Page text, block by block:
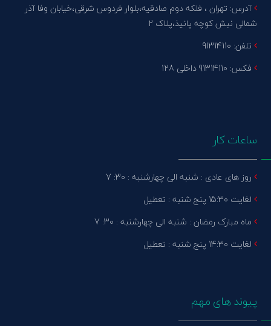
آدرس: تهران ، فلکه دوم صادقیه،بلوار فردوس شرقی،خیابان وفا آذر
شمالی نبش کوچه پانیذ،پلاک 2
تلفن: 91314110
فکس: 91314110 داخلی 128
ساعات کار
روز های عادی : شنبه الی چهارشنبه : 30: 7
لغایت 15:30 پنج شنبه : تعطیل
ماه مبارک رمضان : شنبه الی چهارشنبه : 30: 7
لغایت 14:30 پنج شنبه : تعطیل
پیوند های مهم